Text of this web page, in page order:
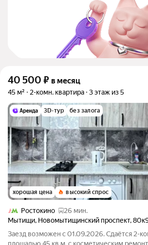
40 500 ₽ в месяц
45 м² 2-комн. квартира 3 этаж из 5
3D-тур без залога
хорошая цена высокий спрос
Ростокино
26 мин.
Мытищи, Новомытищинский проспект,
Заезд возможен с 01.09.2026. Сдаётся 2-